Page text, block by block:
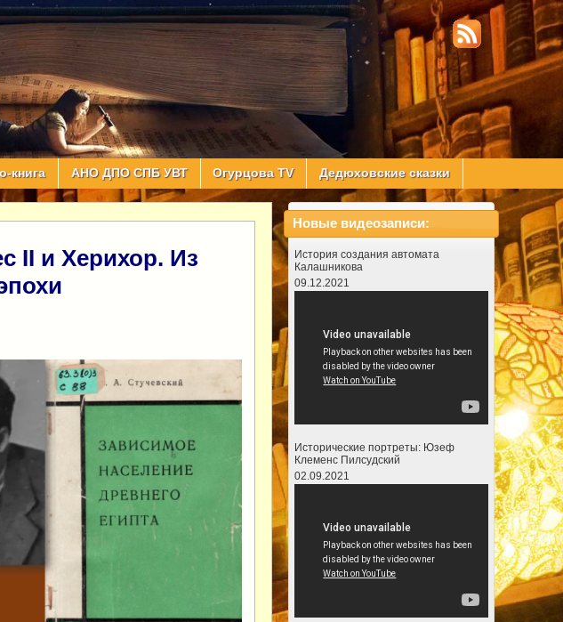
книга АНО ДПО СПБ УВТ Огурцова TV Дедюховские сказки
II и Херихор. Из
Новые видеозаписи:
История создания автомата
Калашникова
09.12.2021
Исторические портреты: Юзеф
Клеменс Пилсудский
02.09.2021